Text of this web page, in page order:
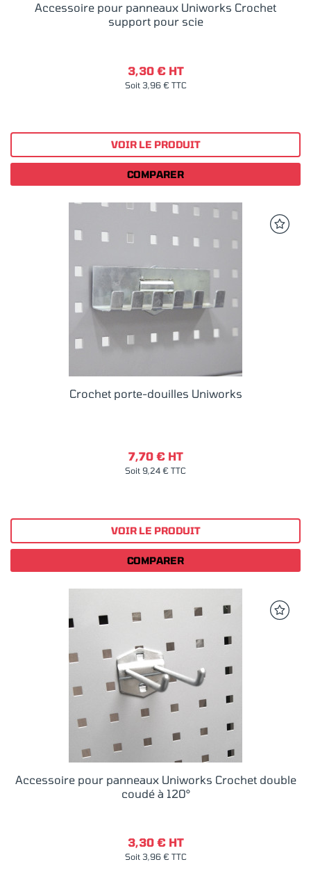
Accessoire pour panneaux Uniworks Crochet
support pour scie
3,30 € HT
Soit 3,96 € TTC
VOIR LE PRODUIT
COMPARER
Crochet porte-douilles Uniworks
7,70 € HT
Soit 9,24 € TTC
VOIR LE PRODUIT
COMPARER
Accessoire pour panneaux Uniworks Crochet double
coudé à 120°
3,30 € HT
Soit 3,96 € TTC